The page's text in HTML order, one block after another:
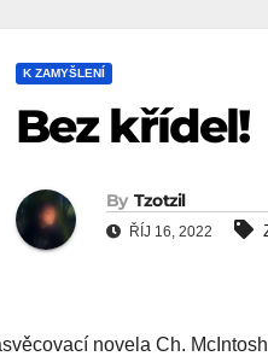
K ZAMYŠLENÍ
Bez křídel!
By Tzotzil
ŘÍJ 16, 2022
novela Ch.